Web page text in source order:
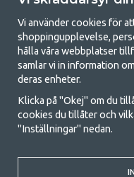
Att campa kan antingen
för ett gemensamt äventyr.
med att campa så därför
husvagnstält och all annan
Vi använder cookies för
shoppingupplevelse,
hålla våra webbplatser
samlar vi in information
deras enheter.
Klicka på "Okej" om du
cookies du tillåter och
"Inställningar" nedan.